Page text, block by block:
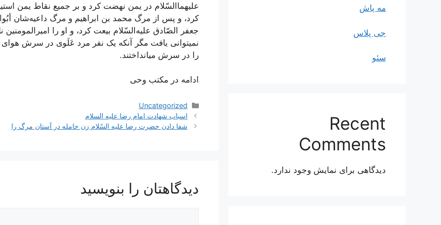
عليهما‌السّلام در يمن‌ نهضت‌ کرد و بر جميع‌ نقاط‌ يمن‌
کرد، و پس‌ از مرگ‌ محمد بن‌ ابراهيم‌ و مرگ‌ داعيه‌شان‌
جعفر الصّادق‌ عليه‌السّلام بيعت‌ کرد، و او را
نمیتوانی يافت‌ مگر آنکه‌ يک‌ نفر مرد عَلَوی در سرش‌ هوای
را در سرش‌ میانداختند.
ادامه در مکتب وحی
دسته‌ها
Uncategorized
ناوبری
نوشته‌ها
اسباب شهادت امام رضا علیه السلام
شفا دادن حضرت رضا عليه السّلام زن حامله در آستان مرگ را
دیدگاهتان را بنویسید
مه پاش
جی پلاس
سئو
Recent
Comments
دیدگاهی برای نمایش وجود ندارد.